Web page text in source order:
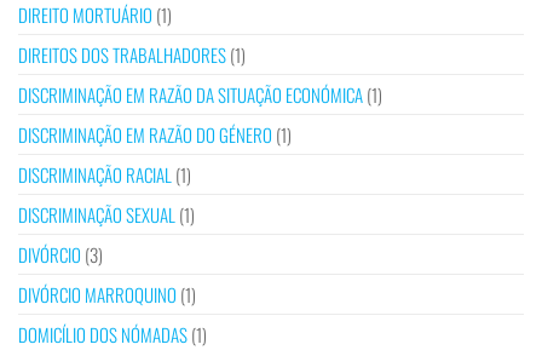
DIREITO MORTUÁRIO (1)
DIREITOS DOS TRABALHADORES(1)
DISCRIMINAÇÃO EM RAZÃO DA SITUAÇÃO ECONÓMICA(1)
DISCRIMINAÇÃO EM RAZÃO DO GÉNERO (1)
DISCRIMINAÇÃO RACIAL (1)
DISCRIMINAÇÃO SEXUAL (1)
DIVÓRCIO (3)
DIVÓRCIO MARROQUINO (1)
DOMICÍLIO DOS NÓMADAS(1)